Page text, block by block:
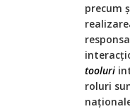
precum
tooluri
roluri